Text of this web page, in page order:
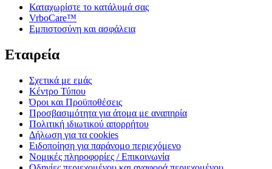
Καταχωρίστε το κατάλυμά σας
VrboCare™
Εμπιστοσύνη και ασφάλεια
Εταιρεία
Σχετικά με εμάς
Κέντρο Τύπου
Όροι και Προϋποθέσεις
Προσβασιμότητα για άτομα με αναπηρία
Πολιτική ιδιωτικού απορρήτου
Δήλωση για τα cookies
Ειδοποίηση για παράνομο περιεχόμενο
Νομικές πληροφορίες / Επικοινωνία